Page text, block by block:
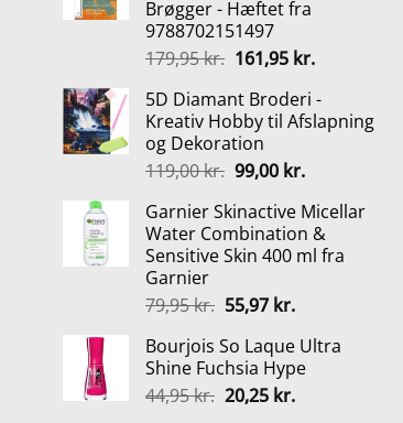
249,00 kr..
Brøgger - Hæftet fra
9788702151497
179,95kr. Den
pris
var:
179,95 kr..
161,95 kr.Den
pris
er:
5D Diamant Broderi -
Kreativ Hobby til Afslapning
og Dekoration
119,00kr. Den
pris
var:
119,00 kr..
99,00 kr.Den
pris
er:
99,00 kr..
Garnier Skinactive Micellar
Water Combination &
Sensitive Skin 400 ml fra
Garnier
79,95kr. Den
pris
var:
79,95 kr..
55,97 kr.Den
pris
er:
55,97 kr..
Bourjois So Laque Ultra
Shine Fuchsia Hype
44,95kr. Den
20,25 kr.Den